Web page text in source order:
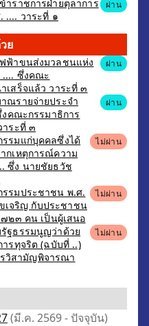
ราชการฝ่ายตุลาการ
.... วาระที่ ๑
ผ่าน
ย
ฟ้าขนส่งมวลชนแห่ง
.... ซึ่งคณะ
สร็จแล้ว วาระที่ ๓
ผ่าน
ณรายจ่ายประจำ
คณะกรรมาธิการ
ระที่ ๓
ผ่าน
รมแก่บุคคลซึ่งได้
กเหตุการณ์ความ
ซึ่ง นายชัยธวัช
ไม่ผ่าน
รมประชาชน พ.ศ.
เจริญ กับประชาชน
๒๓ คน เป็นผู้เสนอ
ไม่ผ่าน
ฐธรรมนูญว่าด้วย
รทุจริต (ฉบับที่ ..)
วิสามัญพิจารณา
ไม่ผ่าน
(มี.ค. 2569 - ปัจจุบัน)